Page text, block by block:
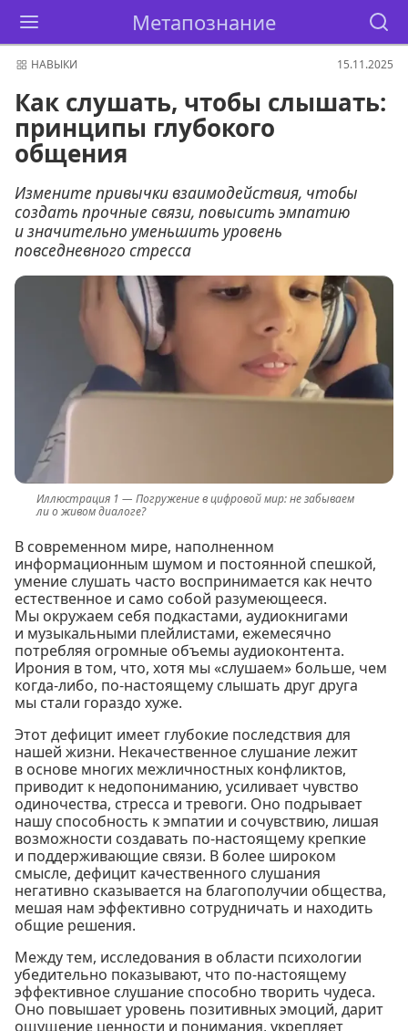
Метапознание
НАВЫКИ 15.11.2025
Как слушать, чтобы слышать:
принципы глубокого
общения
Измените привычки взаимодействия, чтобы
создать прочные связи, повысить эмпатию
и значительно уменьшить уровень
повседневного стресса
Погружение в цифровой мир: не забываем
ли о живом диалоге?
В современном мире, наполненном
информационным шумом и постоянной спешкой,
умение слушать часто воспринимается как нечто
естественное и само собой разумеющееся.
Мы окружаем себя подкастами, аудиокнигами
и музыкальными плейлистами, ежемесячно
потребляя огромные объемы аудиоконтента.
Ирония в том, что, хотя мы «слушаем» больше, чем
когда-либо, по-настоящему слышать друг друга
мы стали гораздо хуже.
Этот дефицит имеет глубокие последствия для
нашей жизни. Некачественное слушание лежит
в основе многих межличностных конфликтов,
приводит к недопониманию, усиливает чувство
одиночества, стресса и тревоги. Оно подрывает
нашу способность к эмпатии и сочувствию, лишая
возможности создавать по-настоящему крепкие
и поддерживающие связи. В более широком
смысле, дефицит качественного слушания
негативно сказывается на благополучии общества,
мешая нам эффективно сотрудничать и находить
общие решения.
Между тем, исследования в области психологии
убедительно показывают, что по-настоящему
эффективное слушание способно творить чудеса.
Оно повышает уровень позитивных эмоций, дарит
ощущение ценности и понимания, укрепляет